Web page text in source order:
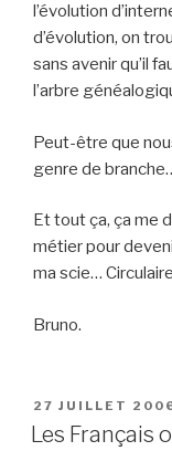
l’évolution
d’évolution, on
sans avenir qu’il
l’arbre
Peut-être que
genre de
Et tout ça, ça me
métier pour
ma scie…
Bruno.
PUBLIÉ
LE
27 JUILLET
Les Français